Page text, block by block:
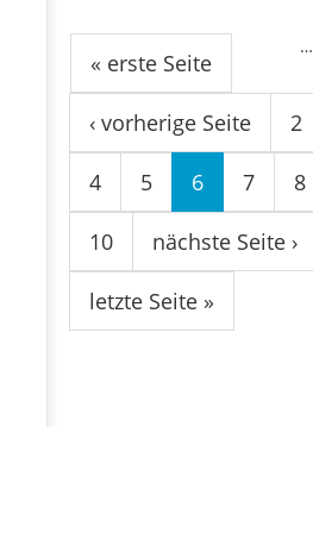
Seiten
« erste Seite
‹ vorherige Seite
…
2
4 5 6 7 8
10 nächste Seite ›
letzte Seite »